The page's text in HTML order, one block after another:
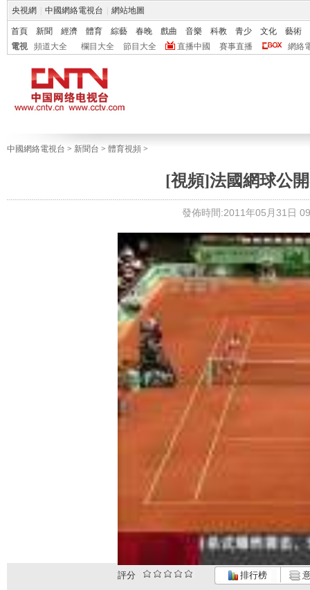
央視網 中國網絡電視台 網站地圖
首頁 新聞 經濟 體育 綜藝 春晚 戲曲 音樂 科教 青少 文化
藝術
電視
頻道大全 欄目大全 節目大全 直播中國 賽事直播 網絡
中國網絡電視台 > 新聞台 > 體育視頻 >
[視頻]法國網球公
發佈時間:2011年05月31日
評分 排行榜